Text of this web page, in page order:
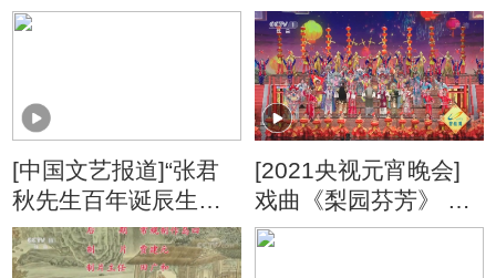
徐斌
演：曾昭娟
[中国文艺报道]“张君
秋先生百年诞辰生平
艺术展”在中国政协文
史馆开幕
[2021央视元宵晚会]
戏曲《梨园芬芳》 表
演：董圆圆 周利 迟小